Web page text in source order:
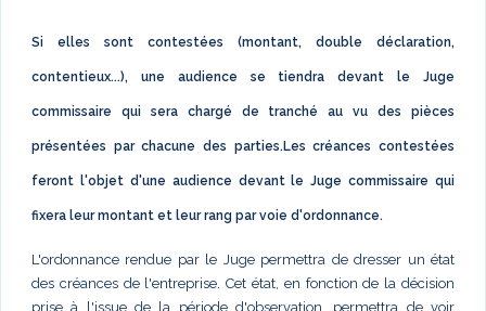
Si elles sont contestées (montant, double déclaration,
contentieux...), une audience se tiendra devant le Juge
commissaire qui sera chargé de tranché au vu des pièces
présentées par chacune des parties.Les créances contestées
feront l'objet d'une audience devant le Juge commissaire qui
fixera leur montant et leur rang par voie d'ordonnance.
L'ordonnance rendue par le Juge permettra de dresser un état
des créances de l'entreprise. Cet état, en fonction de la décision
prise à l'issue de la période d'observation, permettra de voir